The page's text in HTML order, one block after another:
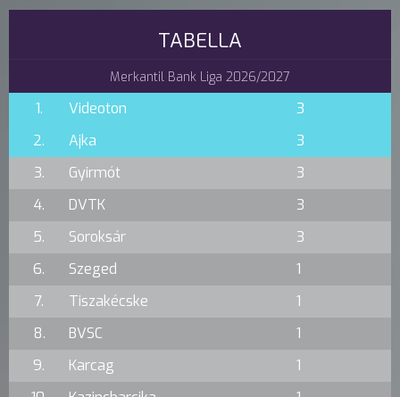
TABELLA
Merkantil Bank Liga 2026/2027
1. Videoton
3
2.
Ajka
3
3.
Gyirmót
3
4.
DVTK
3
5.
Soroksár
3
6.
Szeged
1
7.
Tiszakécske
1
8.
BVSC
1
9.
Karcag
1